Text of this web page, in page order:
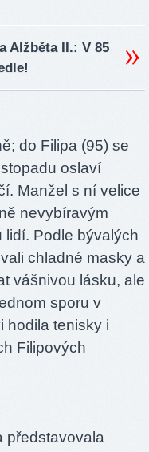
Alžběta II.: V 85
do Filipa (95) se
oslaví
Manžel s ní velice
nevybíravým
lidí. Podle bývalých
chladné masky a
vášnivou lásku, ale
sporu v
hodila tenisky i
Filipových
představovala